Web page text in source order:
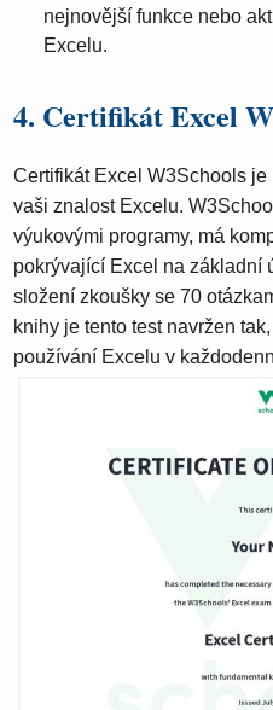
nejnovější funkce nebo
Excelu.
4. Certifikát Excel
Certifikát Excel W3Schools je
vaši znalost Excelu.
výukovými programy, má
pokrývající Excel na základní
složení zkoušky se 70
knihy je tento test navržen
používání Excelu v